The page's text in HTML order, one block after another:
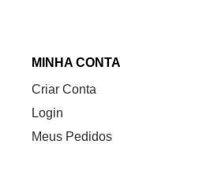
MINHA CONTA
Criar Conta
Login
Meus Pedidos